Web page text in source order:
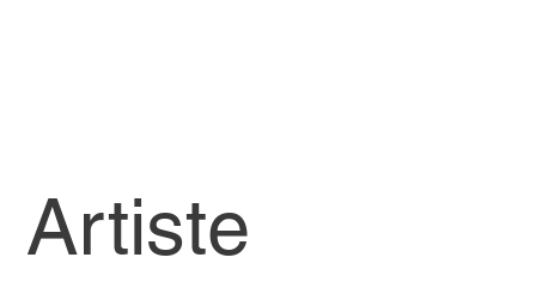
Artiste